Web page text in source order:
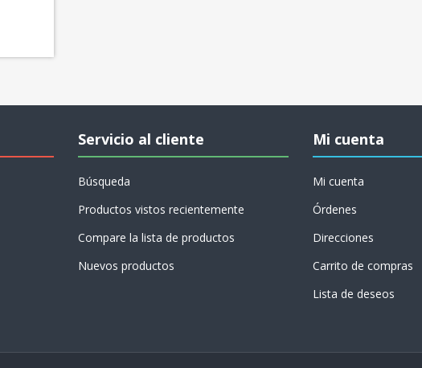
Servicio al cliente
Búsqueda
Productos vistos recientemente
Compare la lista de productos
Nuevos productos
Mi cuenta
Mi cuenta
Órdenes
Direcciones
Carrito de compras
Lista de deseos